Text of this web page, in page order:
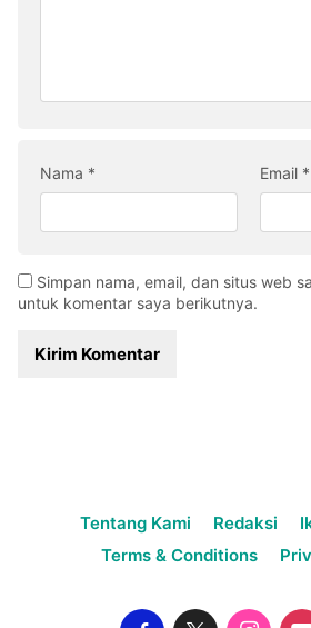
Nama * Email *
Simpan nama, email, dan situs web
untuk komentar saya berikutnya.
Tentang Kami Redaksi
Terms & Conditions